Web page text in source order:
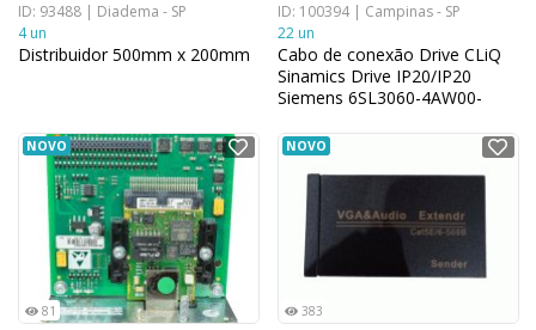
ID: 93488 | Diadema - SP
4 un
Distribuidor 500mm x 200mm
ID: 100394 | Campinas - SP
22 un
Cabo de conexão Drive CLiQ
Sinamics Drive IP20/IP20
Siemens 6SL3060-4AW00-
NOVO
81
NOVO
383